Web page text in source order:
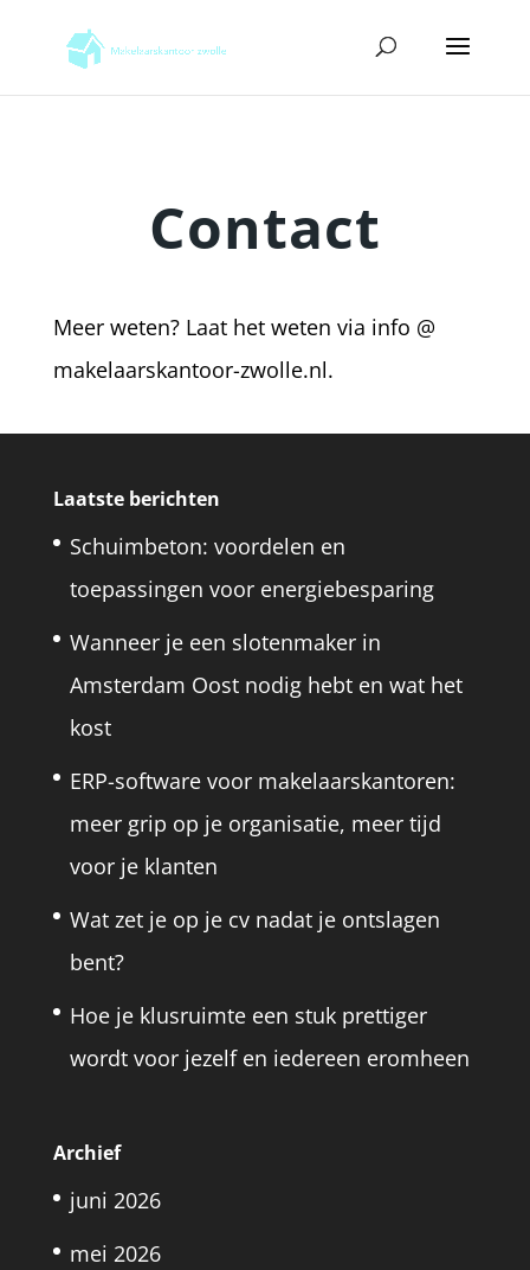
Contact
Meer weten? Laat het weten via info @
makelaarskantoor-zwolle.nl.
Laatste berichten
Schuimbeton: voordelen en
toepassingen voor energiebesparing
Wanneer je een slotenmaker in
Amsterdam Oost nodig hebt en wat het
kost
ERP-software voor makelaarskantoren:
meer grip op je organisatie, meer tijd
voor je klanten
Wat zet je op je cv nadat je ontslagen
bent?
Hoe je klusruimte een stuk prettiger
wordt voor jezelf en iedereen eromheen
Archief
juni 2026
mei 2026